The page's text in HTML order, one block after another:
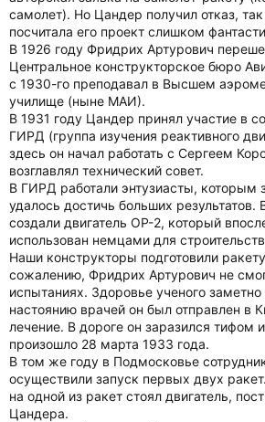
самолет). Но Цандер получил отказ,
посчитала его проект слишком
В 1926 году Фридрих Артурович
Центральное конструкторское бюро
с 1930-го преподавал в Высшем
училище (ныне МАИ).
В 1931 году Цандер принял участие в
ГИРД (группа изучения реактивного
здесь он начал работать с Сергеем
возглавлял технический совет.
В ГИРД работали энтузиасты, которым
удалось достичь больших результатов.
создали двигатель ОР-2, который
использован немцами для
Наши конструкторы подготовили
сожалению, Фридрих Артурович не
испытаниях. Здоровье ученого
настоянию врачей он был отправлен в
лечение. В дороге он заразился тифом
произошло 28 марта 1933 года.
В том же году в Подмосковье
осуществили запуск первых двух
на одной из ракет стоял двигатель,
Цандера.